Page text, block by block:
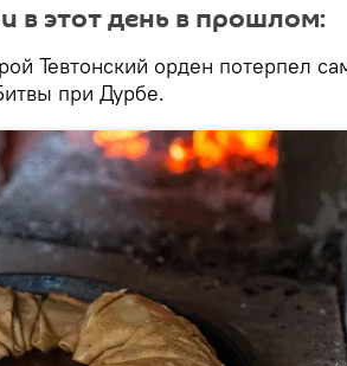
в этот день в прошлом:
Тевтонский орден потерпел
при Дурбе.